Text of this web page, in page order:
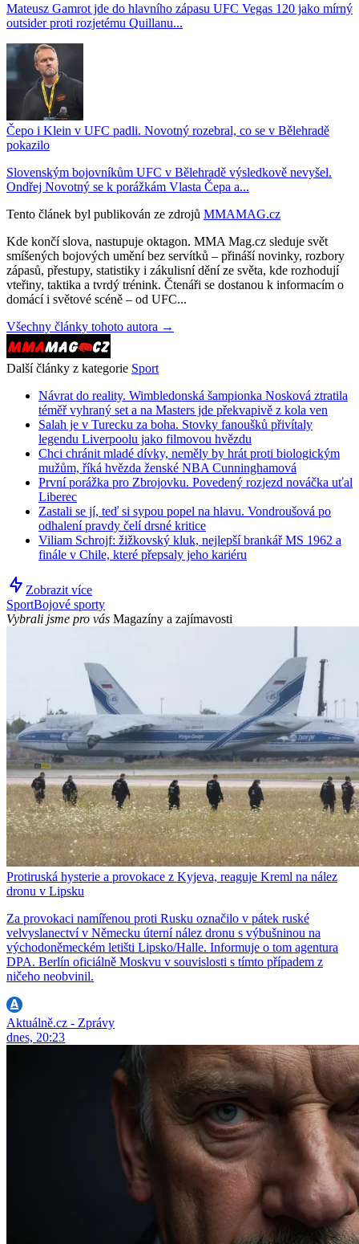
Mateusz Gamrot jde do hlavního zápasu UFC Vegas 120 jako mírný
outsider proti rozjetému Quillanu...
Čepo i Klein v UFC padli. Novotný rozebral, co se v Bělehradě
pokazilo
Slovenským bojovníkům UFC v Bělehradě výsledkově nevyšel.
Ondřej Novotný se k porážkám Vlasta Čepa a...
Tento článek byl publikován ze zdrojů MMAMAG.cz
Kde končí slova, nastupuje oktagon. MMA Mag.cz sleduje svět
smíšených bojových umění bez servítků – přináší novinky, rozbory
zápasů, přestupy, statistiky i zákulisní dění ze světa, kde rozhodují
vteřiny, taktika a tvrdý trénink. Čtenáři se dostanou k informacím o
domácí i světové scéně – od UFC...
Všechny články tohoto autora →
Další články z kategorie Sport
Návrat do reality. Wimbledonská šampionka Nosková ztratila
téměř vyhraný set a na Masters jde překvapivě z kola ven
Salah je v Turecku za boha. Stovky fanoušků přivítaly
legendu Liverpoolu jako filmovou hvězdu
Chci chránit mladé dívky, neměly by hrát proti biologickým
mužům, říká hvězda ženské NBA Cunninghamová
První porážka pro Zbrojovku. Povedený rozjezd nováčka uťal
Liberec
Zastali se jí, teď si sypou popel na hlavu. Vondroušová po
odhalení pravdy čelí drsné kritice
Viliam Schrojf: žižkovský kluk, nejlepší brankář MS 1962 a
finále v Chile, které přepsaly jeho kariéru
Zobrazit více
SportBojové sporty
Vybrali jsme pro vás Magazíny a zajímavosti
Protiruská hysterie a provokace z Kyjeva, reaguje Kreml na nález
dronu v Lipsku
Za provokaci namířenou proti Rusku označilo v pátek ruské
velvyslanectví v Německu úterní nález dronu s výbušninou na
východoněmeckém letišti Lipsko/Halle. Informuje o tom agentura
DPA. Berlín oficiálně Moskvu v souvislosti s tímto případem z
ničeho neobvinil.
Aktuálně.cz - Zprávy
dnes, 20:23